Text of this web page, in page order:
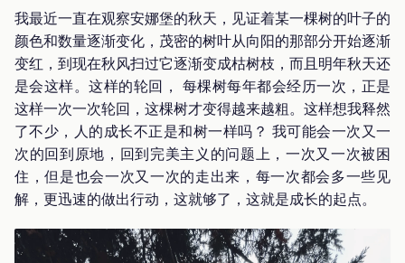
我最近一直在观察安娜堡的秋天，见证着某一棵树的叶子的
颜色和数量逐渐变化，茂密的树叶从向阳的那部分开始逐渐
变红，到现在秋风扫过它逐渐变成枯树枝，而且明年秋天还
是会这样。这样的轮回， 每棵树每年都会经历一次，正是
这样一次一次轮回，这棵树才变得越来越粗。这样想我释然
了不少，人的成长不正是和树一样吗？ 我可能会一次又一
次的回到原地，回到完美主义的问题上，一次又一次被困
住，但是也会一次又一次的走出来，每一次都会多一些见
解，更迅速的做出行动，这就够了，这就是成长的起点。